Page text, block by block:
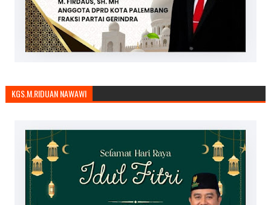
KGS.M.RIDUAN NAWAWI